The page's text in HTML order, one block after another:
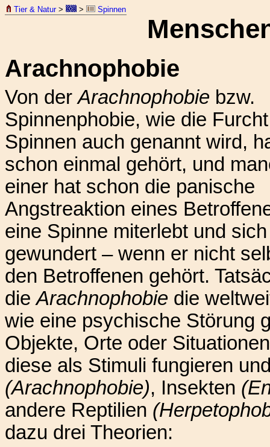
Tier & Natur> > Spinnen
Arachnophobie
Von derArachnophobie bzw.
Spinnenphobie, wie die
Spinnen auch genannt wird,
schon einmal gehört, und
einer hat schon die panische
Angstreaktion eines
eine Spinne miterlebt und sich
gewundert – wenn er nicht
den Betroffenen gehört.
dieArachnophobie die
wie eine psychische Störung
Objekte, Orte oder
diese als Stimuli fungieren
(Arachnophobie), Insekten
andere Reptilien
dazu drei Theorien: